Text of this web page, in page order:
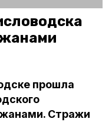
прошла
Стражи